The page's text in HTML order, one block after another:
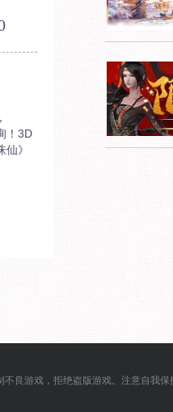
！3D
》
不良游戏，拒绝盗版游戏。注意自我